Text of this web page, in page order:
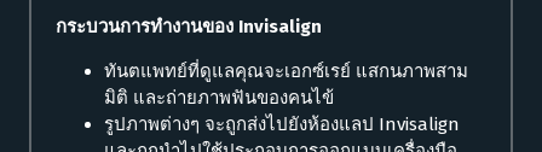
กระบวนการทำงานของ Invisalign
ทันตแพทย์ที่ดูแลคุณจะเอกซ์เรย์ แสกนภาพสาม
มิติ และถ่ายภาพฟันของคนไข้
รูปภาพต่างๆ จะถูกส่งไปยังห้องแลป Invisalign